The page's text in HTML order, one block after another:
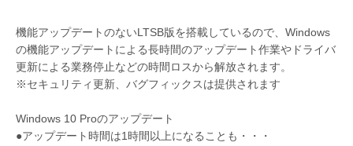
機能アップデートのないLTSB版を搭載しているので、Windows
の機能アップデートによる長時間のアップデート作業やドライバ
更新による業務停止などの時間ロスから解放されます。
※セキュリティ更新、バグフィックスは提供されます
Windows 10 Proのアップデート
●アップデート時間は1時間以上になることも・・・